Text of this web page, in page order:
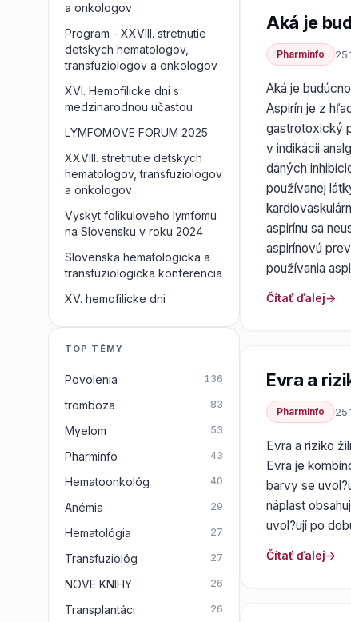
Aká je
Pharminfo
Aká je
Aspirín je z
gastrotoxický
v indikácii
daných
používanej
aspirínu sa
aspirínovú
používania
Čítať ďalej
Evra a
Pharminfo
Evra a riziko
Evra je
barvy se
náplast
uvol?ují po
Čítať ďalej
a onkologov
Program - XXVIII. stretnutie
detskych hematologov,
transfuziologov a onkologov
XVI. Hemofilicke dni s
medzinarodnou učastou
LYMFOMOVE FORUM 2025
XXVIII. stretnutie detskych
hematologov, transfuziologov
a onkologov
Vyskyt folikuloveho lymfomu
na Slovensku v roku 2024
Slovenska hematologicka a
transfuziologicka konferencia
XV. hemofilicke dni
TOP TÉMY
Povolenia 136
tromboza 83
Myelom 53
Pharminfo 43
Hematoonkológ 40
Anémia 29
Hematológia 27
Transfuziológ 27
NOVE KNIHY 26
Transplantáci 26